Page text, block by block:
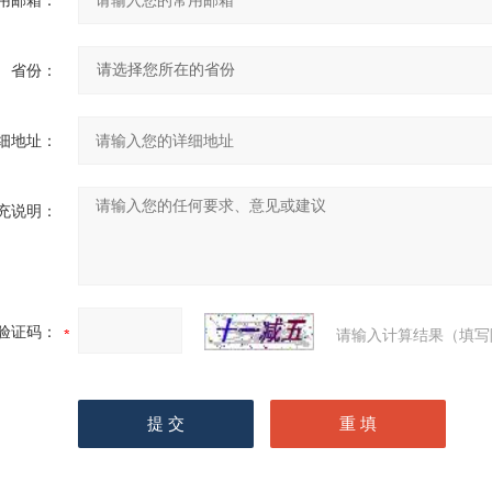
省份：
地址：
说明：
证码： 请输入计算结果（填